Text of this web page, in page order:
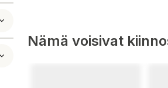
Nämä voisivat